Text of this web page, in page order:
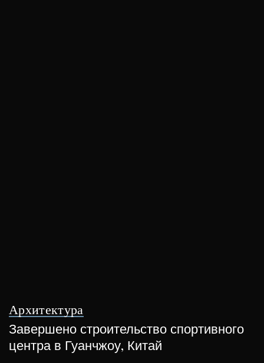
Архитектура
Завершено строительство спортивного
центра в Гуанчжоу, Китай